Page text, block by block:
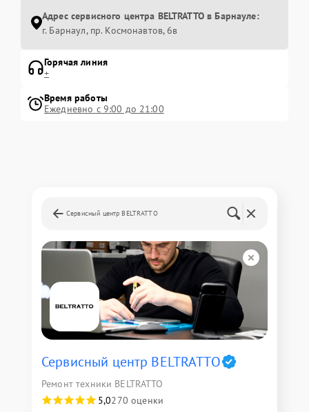
Адрес сервисного центра BELTRATTO в Барнауле:
г. Барнаул, ​пр. Космонавтов, 6в
Горячая линия
+
Время работы
Ежедневно с 9:00 до 21:00
Сервисный центр BELTRATTO
Сервисный центр BELTRATTO
Ремонт техники BELTRATTO
5,0270 оценки